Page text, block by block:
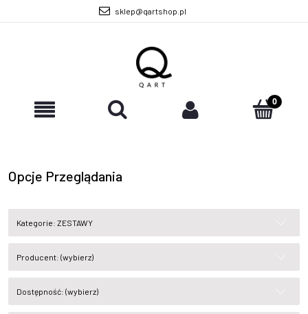
sklep@qartshop.pl
Opcje Przeglądania
Kategorie: ZESTAWY
Producent: (wybierz)
Dostępność: (wybierz)